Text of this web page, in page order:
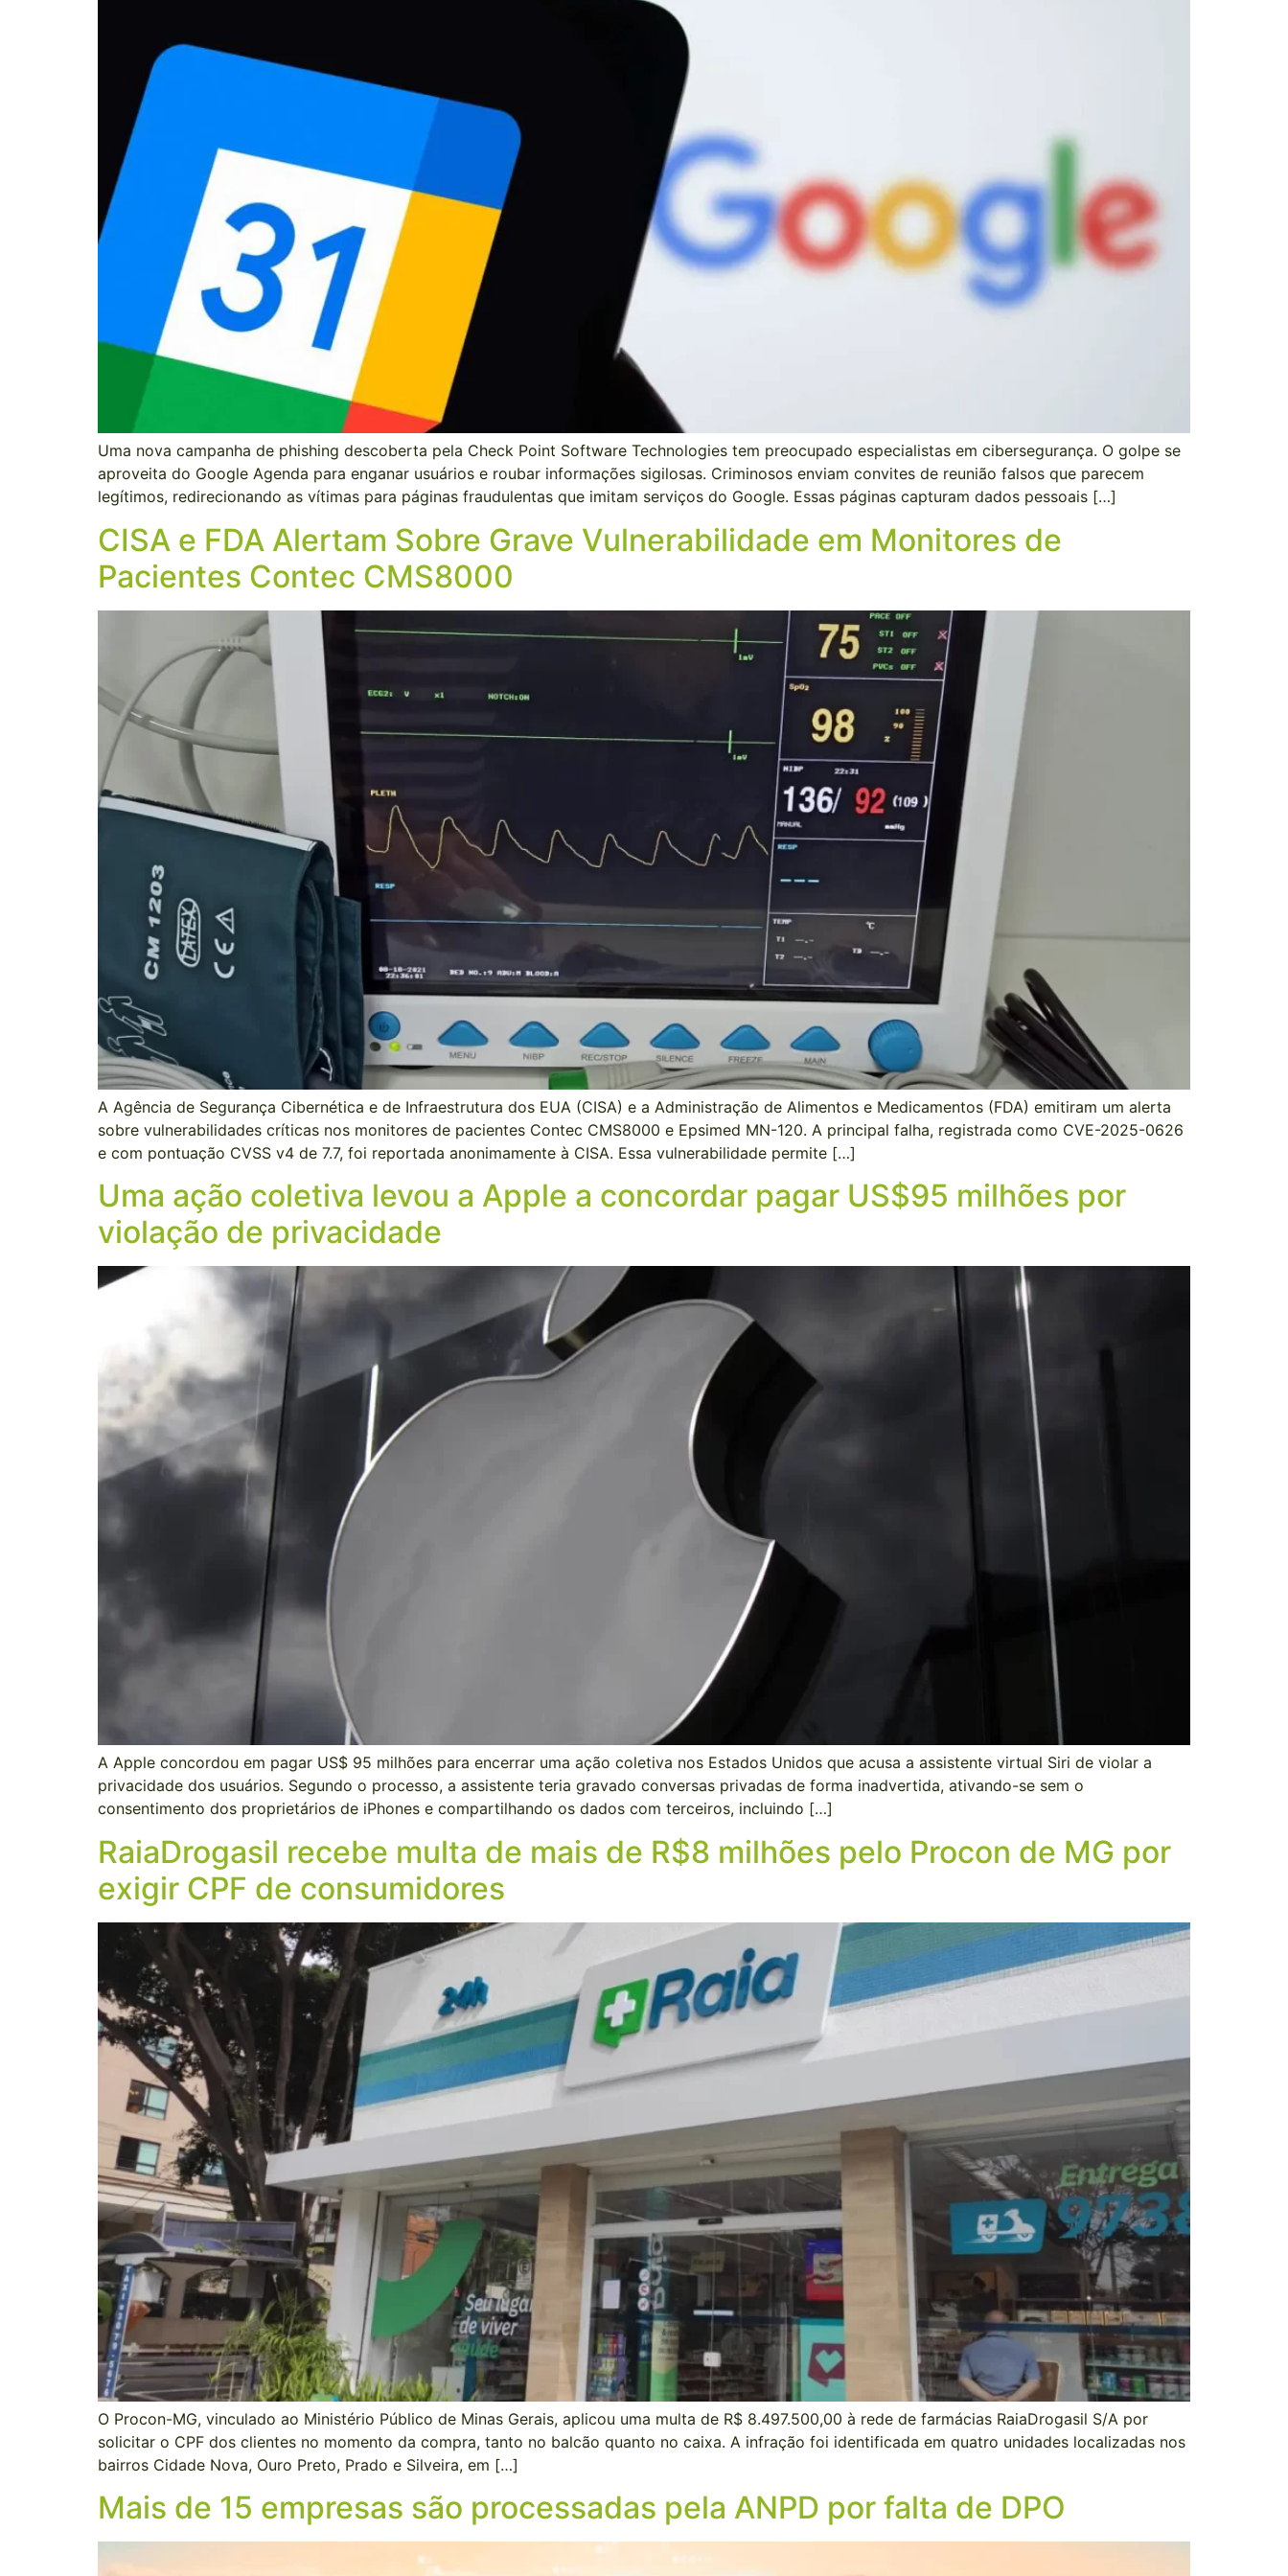
Uma nova campanha de phishing descoberta pela Check Point Software Technologies tem preocupado especialistas em cibersegurança. O golpe se
aproveita do Google Agenda para enganar usuários e roubar informações sigilosas. Criminosos enviam convites de reunião falsos que parecem
legítimos, redirecionando as vítimas para páginas fraudulentas que imitam serviços do Google. Essas páginas capturam dados pessoais […]
CISA e FDA Alertam Sobre Grave Vulnerabilidade em Monitores de
Pacientes Contec CMS8000
A Agência de Segurança Cibernética e de Infraestrutura dos EUA (CISA) e a Administração de Alimentos e Medicamentos (FDA) emitiram um alerta
sobre vulnerabilidades críticas nos monitores de pacientes Contec CMS8000 e Epsimed MN-120. A principal falha, registrada como CVE-2025-0626
e com pontuação CVSS v4 de 7.7, foi reportada anonimamente à CISA. Essa vulnerabilidade permite […]
Uma ação coletiva levou a Apple a concordar pagar US$95 milhões por
violação de privacidade
A Apple concordou em pagar US$ 95 milhões para encerrar uma ação coletiva nos Estados Unidos que acusa a assistente virtual Siri de violar a
privacidade dos usuários. Segundo o processo, a assistente teria gravado conversas privadas de forma inadvertida, ativando-se sem o
consentimento dos proprietários de iPhones e compartilhando os dados com terceiros, incluindo […]
RaiaDrogasil recebe multa de mais de R$8 milhões pelo Procon de MG por
exigir CPF de consumidores
O Procon-MG, vinculado ao Ministério Público de Minas Gerais, aplicou uma multa de R$ 8.497.500,00 à rede de farmácias RaiaDrogasil S/A por
solicitar o CPF dos clientes no momento da compra, tanto no balcão quanto no caixa. A infração foi identificada em quatro unidades localizadas nos
bairros Cidade Nova, Ouro Preto, Prado e Silveira, em […]
Mais de 15 empresas são processadas pela ANPD por falta de DPO